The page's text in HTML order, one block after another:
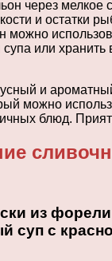
через мелкое
и остатки
можно
супа или хранить
и
можно
блюд.
из форели
суп с